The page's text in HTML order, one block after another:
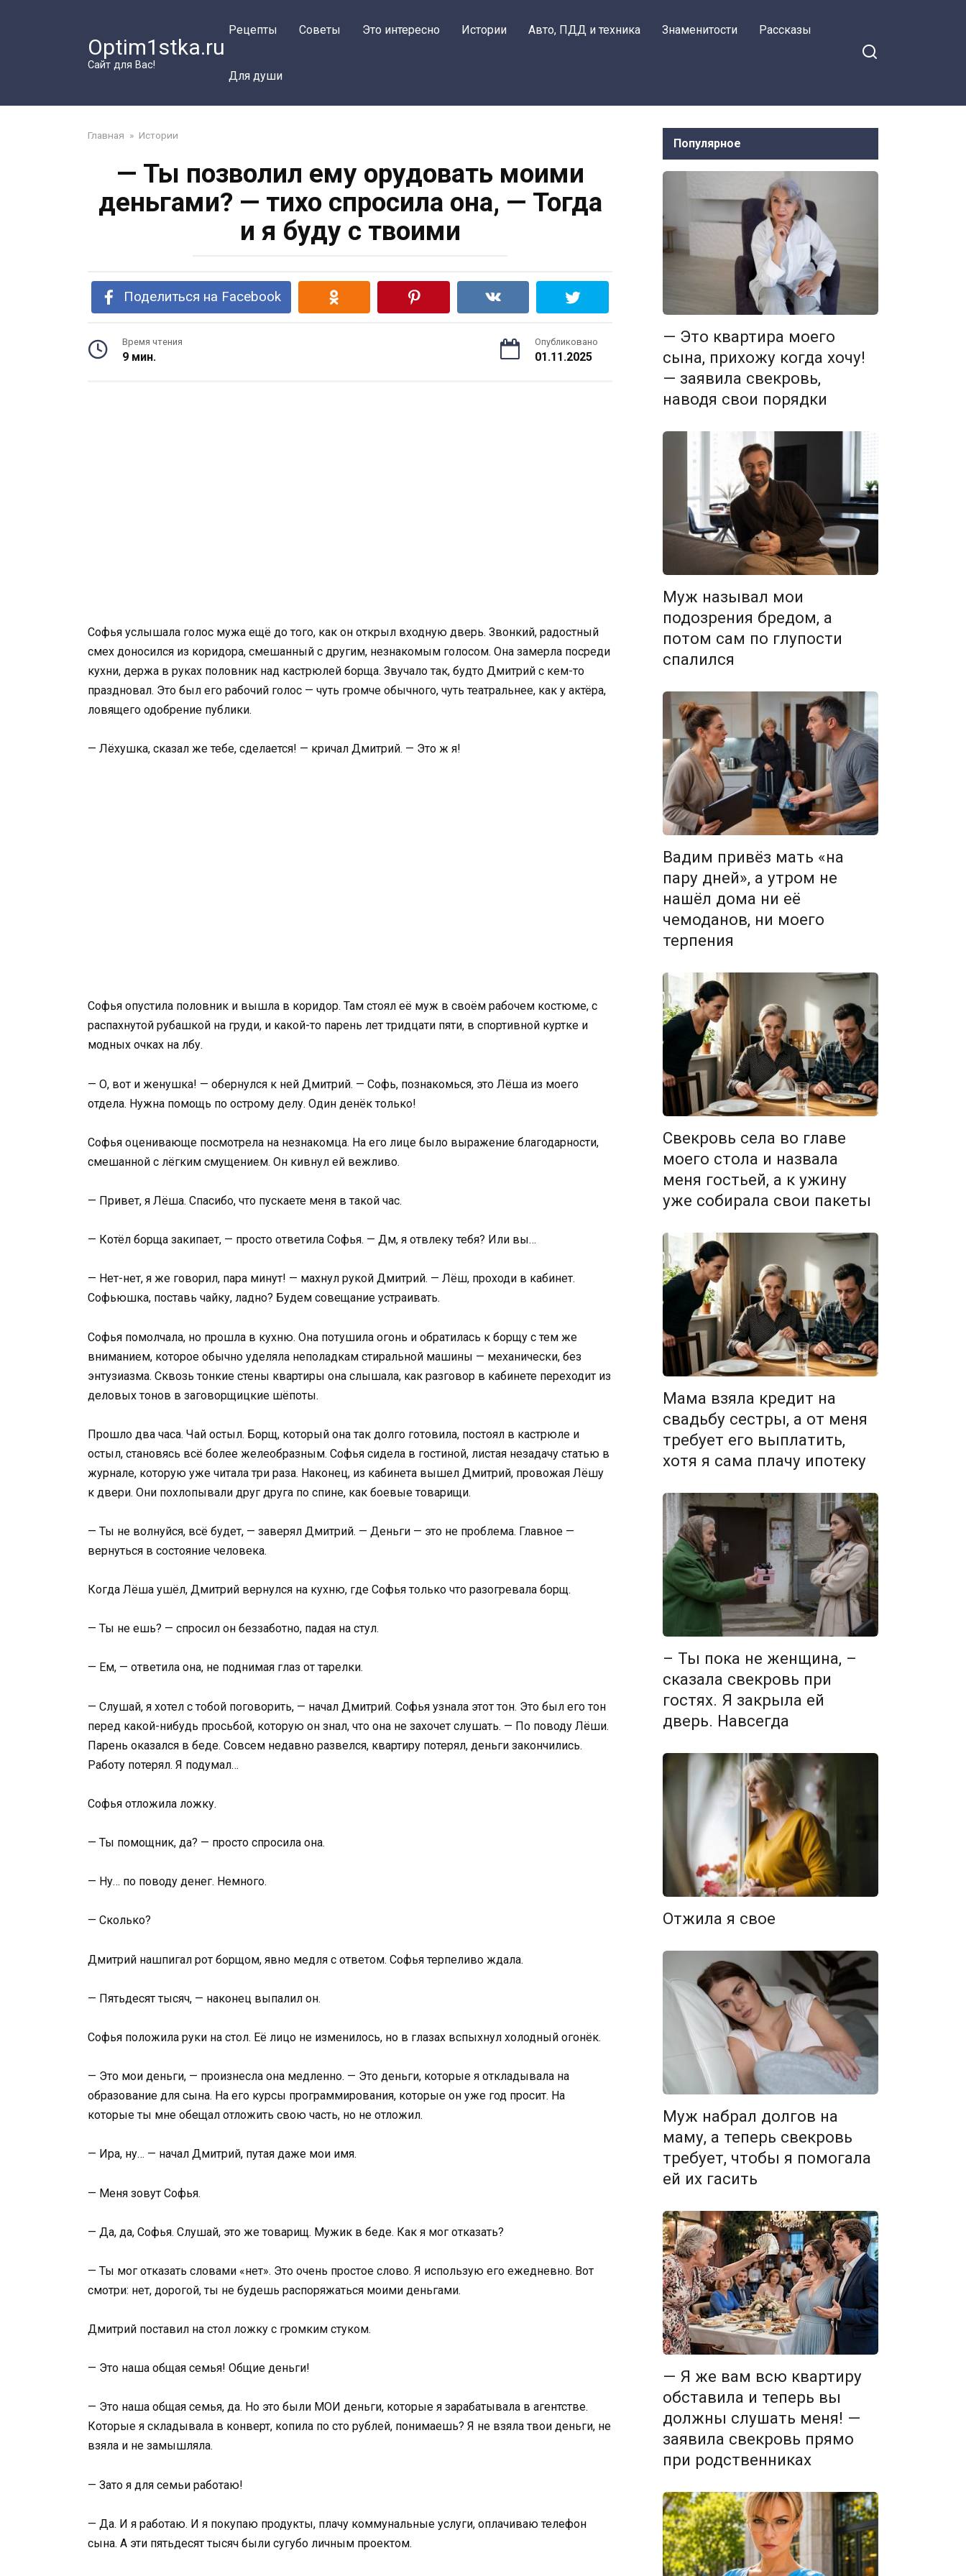
Optim1stka.ru
Сайт для Вас!
Рецепты Советы Это интересно Истории Авто, ПДД и техника Знаменитости Рассказы
Для души
Главная » Истории
— Ты позволил ему орудовать моими
деньгами? — тихо спросила она, — Тогда
и я буду с твоими
Поделиться на Facebook
Время чтения
9 мин.
Опубликовано
01.11.2025
Софья услышала голос мужа ещё до того, как он открыл входную дверь. Звонкий, радостный
смех доносился из коридора, смешанный с другим, незнакомым голосом. Она замерла посреди
кухни, держа в руках половник над кастрюлей борща. Звучало так, будто Дмитрий с кем-то
праздновал. Это был его рабочий голос — чуть громче обычного, чуть театральнее, как у актёра,
ловящего одобрение публики.
— Лёхушка, сказал же тебе, сделается! — кричал Дмитрий. — Это ж я!
Софья опустила половник и вышла в коридор. Там стоял её муж в своём рабочем костюме, с
распахнутой рубашкой на груди, и какой-то парень лет тридцати пяти, в спортивной куртке и
модных очках на лбу.
— О, вот и женушка! — обернулся к ней Дмитрий. — Софь, познакомься, это Лёша из моего
отдела. Нужна помощь по острому делу. Один денёк только!
Софья оценивающе посмотрела на незнакомца. На его лице было выражение благодарности,
смешанной с лёгким смущением. Он кивнул ей вежливо.
— Привет, я Лёша. Спасибо, что пускаете меня в такой час.
— Котёл борща закипает, — просто ответила Софья. — Дм, я отвлеку тебя? Или вы…
— Нет-нет, я же говорил, пара минут! — махнул рукой Дмитрий. — Лёш, проходи в кабинет.
Софьюшка, поставь чайку, ладно? Будем совещание устраивать.
Софья помолчала, но прошла в кухню. Она потушила огонь и обратилась к борщу с тем же
вниманием, которое обычно уделяла неполадкам стиральной машины — механически, без
энтузиазма. Сквозь тонкие стены квартиры она слышала, как разговор в кабинете переходит из
деловых тонов в заговорщицкие шёпоты.
Прошло два часа. Чай остыл. Борщ, который она так долго готовила, постоял в кастрюле и
остыл, становясь всё более желеобразным. Софья сидела в гостиной, листая незадачу статью в
журнале, которую уже читала три раза. Наконец, из кабинета вышел Дмитрий, провожая Лёшу
к двери. Они похлопывали друг друга по спине, как боевые товарищи.
— Ты не волнуйся, всё будет, — заверял Дмитрий. — Деньги — это не проблема. Главное —
вернуться в состояние человека.
Когда Лёша ушёл, Дмитрий вернулся на кухню, где Софья только что разогревала борщ.
— Ты не ешь? — спросил он беззаботно, падая на стул.
— Ем, — ответила она, не поднимая глаз от тарелки.
— Слушай, я хотел с тобой поговорить, — начал Дмитрий. Софья узнала этот тон. Это был его тон
перед какой-нибудь просьбой, которую он знал, что она не захочет слушать. — По поводу Лёши.
Парень оказался в беде. Совсем недавно развелся, квартиру потерял, деньги закончились.
Работу потерял. Я подумал…
Софья отложила ложку.
— Ты помощник, да? — просто спросила она.
— Ну… по поводу денег. Немного.
— Сколько?
Дмитрий нашпигал рот борщом, явно медля с ответом. Софья терпеливо ждала.
— Пятьдесят тысяч, — наконец выпалил он.
Софья положила руки на стол. Её лицо не изменилось, но в глазах вспыхнул холодный огонёк.
— Это мои деньги, — произнесла она медленно. — Это деньги, которые я откладывала на
образование для сына. На его курсы программирования, которые он уже год просит. На
которые ты мне обещал отложить свою часть, но не отложил.
— Ира, ну… — начал Дмитрий, путая даже мои имя.
— Меня зовут Софья.
— Да, да, Софья. Слушай, это же товарищ. Мужик в беде. Как я мог отказать?
— Ты мог отказать словами «нет». Это очень простое слово. Я использую его ежедневно. Вот
смотри: нет, дорогой, ты не будешь распоряжаться моими деньгами.
Дмитрий поставил на стол ложку с громким стуком.
— Это наша общая семья! Общие деньги!
— Это наша общая семья, да. Но это были МОИ деньги, которые я зарабатывала в агентстве.
Которые я складывала в конверт, копила по сто рублей, понимаешь? Я не взяла твои деньги, не
взяла и не замышляла.
— Зато я для семьи работаю!
— Да. И я работаю. И я покупаю продукты, плачу коммунальные услуги, оплачиваю телефон
сына. А эти пятьдесят тысяч были сугубо личным проектом.
Популярное
— Это квартира моего
сына, прихожу когда хочу!
— заявила свекровь,
наводя свои порядки
Муж называл мои
подозрения бредом, а
потом сам по глупости
спалился
Вадим привёз мать «на
пару дней», а утром не
нашёл дома ни её
чемоданов, ни моего
терпения
Свекровь села во главе
моего стола и назвала
меня гостьей, а к ужину
уже собирала свои пакеты
Мама взяла кредит на
свадьбу сестры, а от меня
требует его выплатить,
хотя я сама плачу ипотеку
– Ты пока не женщина, –
сказала свекровь при
гостях. Я закрыла ей
дверь. Навсегда
Отжила я свое
Муж набрал долгов на
маму, а теперь свекровь
требует, чтобы я помогала
ей их гасить
— Я же вам всю квартиру
обставила и теперь вы
должны слушать меня! —
заявила свекровь прямо
при родственниках